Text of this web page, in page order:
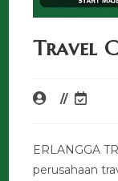
Travel
ERLANGGA
perusahaan